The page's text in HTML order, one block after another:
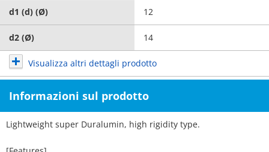
d1 (d) (Ø) 12
d2 (Ø) 14
Visualizza altri dettagli prodotto
Informazioni sul prodotto
Lightweight super Duralumin, high rigidity type.